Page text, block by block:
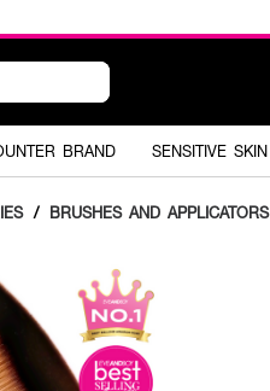
BRAND SENSITIVE SKIN
/ BRUSHES AND APPLICATORS